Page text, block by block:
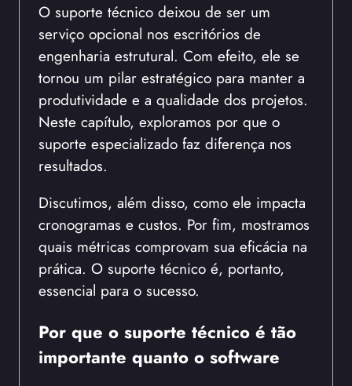
O suporte técnico deixou de ser um
serviço opcional nos escritórios de
engenharia estrutural. Com efeito, ele se
tornou um pilar estratégico para manter a
produtividade e a qualidade dos projetos.
Neste capítulo, exploramos por que o
suporte especializado faz diferença nos
resultados.
Discutimos, além disso, como ele impacta
cronogramas e custos. Por fim, mostramos
quais métricas comprovam sua eficácia na
prática. O suporte técnico é, portanto,
essencial para o sucesso.
Por que o suporte técnico é tão
importante quanto o software